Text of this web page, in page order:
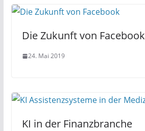
Die Zukunft von Facebook
24. Mai 2019
KI in der Finanzbranche